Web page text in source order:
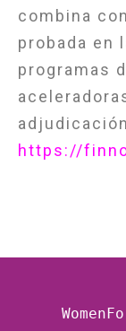
combina
probada en
programas
https://